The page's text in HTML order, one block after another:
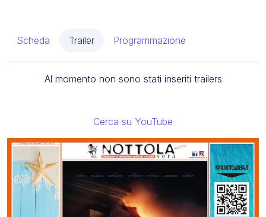
Scheda Trailer Programmazione
Al momento non sono stati inseriti trailers
Cerca su YouTube